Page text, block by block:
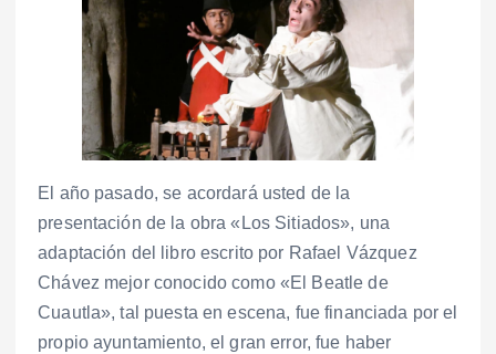
El año pasado, se acordará usted de la
presentación de la obra «Los Sitiados», una
adaptación del libro escrito por Rafael Vázquez
Chávez mejor conocido como «El Beatle de
Cuautla», tal puesta en escena, fue financiada por el
propio ayuntamiento, el gran error, fue haber